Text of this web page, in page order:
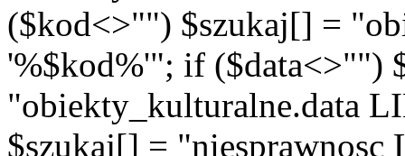
($kod<>"") $szukaj[] =
'%$kod%'"; if ($data<>"")
"obiekty_kulturalne.data
$szukaj[] =